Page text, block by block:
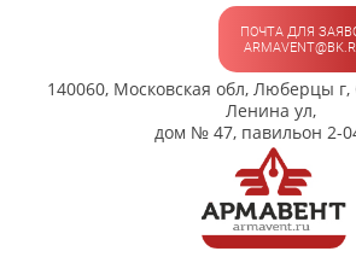
ПОЧТА ДЛЯ
140060, Московская обл, Люберцы
Ленина ул,
дом № 47, павильон 2-